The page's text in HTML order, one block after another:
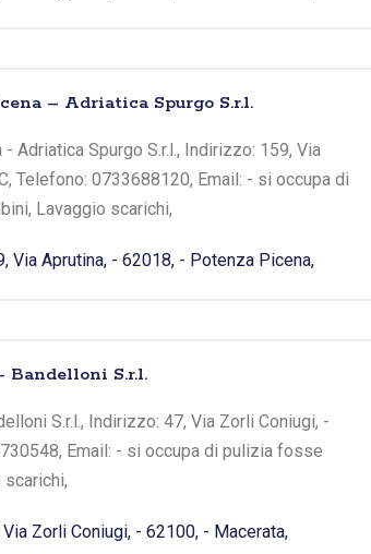
– Adriatica Spurgo S.r.l.
Adriatica Spurgo S.r.l., Indirizzo: 159, Via
Telefono: 0733688120, Email: - si occupa di
Lavaggio scarichi,
Via Aprutina, - 62018, - Potenza Picena,
Bandelloni S.r.l.
S.r.l., Indirizzo: 47, Via Zorli Coniugi, -
Email: - si occupa di pulizia fosse
Via Zorli Coniugi, - 62100, - Macerata,